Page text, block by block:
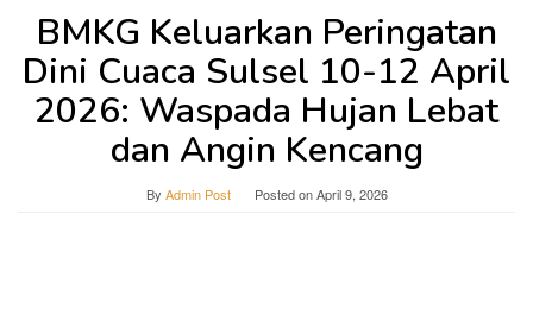
BMKG Keluarkan Peringatan
Dini Cuaca Sulsel 10-12 April
2026: Waspada Hujan Lebat
dan Angin Kencang
By Admin Post Posted onApril 9, 2026